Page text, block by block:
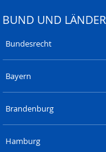
BUND UND LÄNDER
Bundesrecht
Bayern
Brandenburg
Hamburg